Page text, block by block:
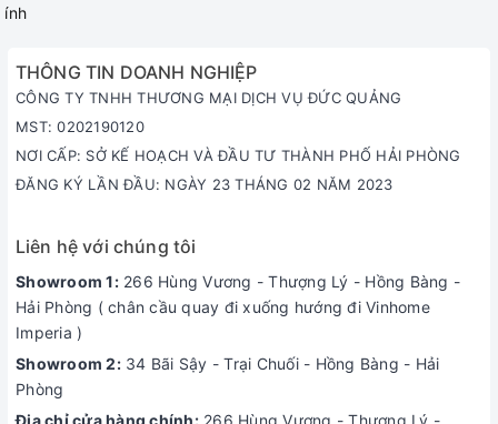
ính
THÔNG TIN DOANH NGHIỆP
CÔNG TY TNHH THƯƠNG MẠI DỊCH VỤ ĐỨC QUẢNG
MST: 0202190120
NƠI CẤP: SỞ KẾ HOẠCH VÀ ĐẦU TƯ THÀNH PHỐ HẢI PHÒNG
ĐĂNG KÝ LẦN ĐẦU: NGÀY 23 THÁNG 02 NĂM 2023
Liên hệ với chúng tôi
Showroom 1:266 Hùng Vương - Thượng Lý - Hồng Bàng -
Hải Phòng ( chân cầu quay đi xuống hướng đi Vinhome
Imperia )
Showroom 2:34 Bãi Sậy - Trại Chuối - Hồng Bàng - Hải
Phòng